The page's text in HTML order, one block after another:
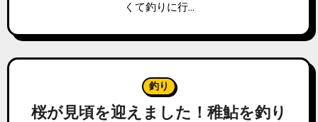
くて釣りに行…
釣り
桜が見頃を迎えました！稚鮎を釣り